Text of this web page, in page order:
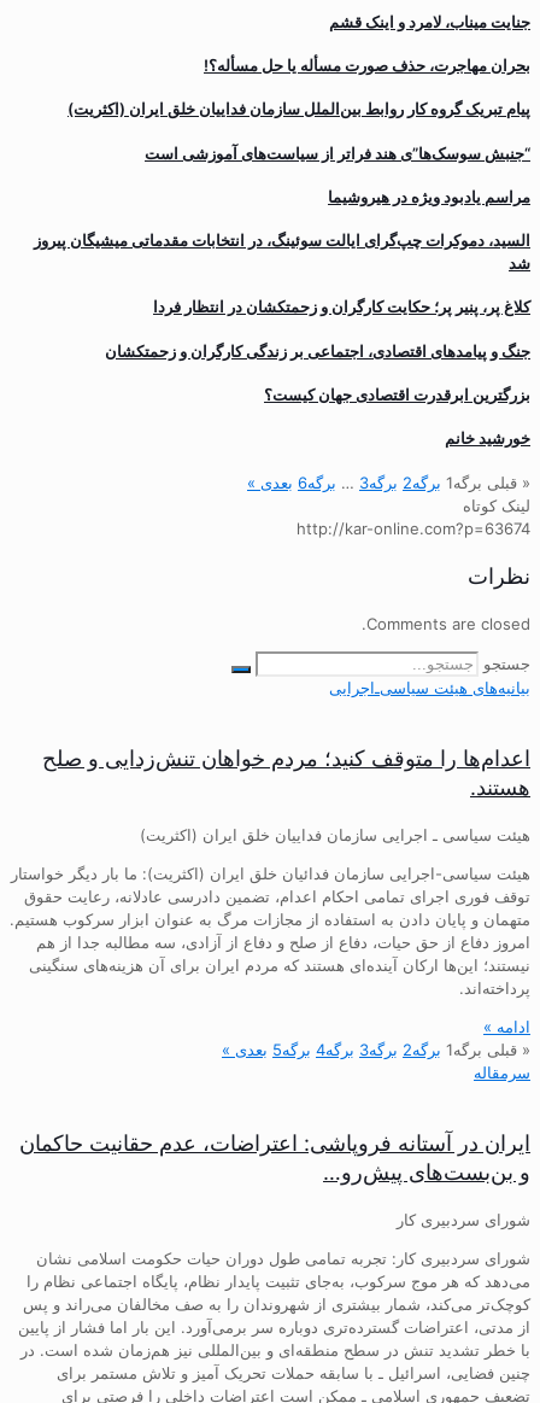
جنایت میناب، لامرد و اینک قشم
بحران مهاجرت‌، حذف صورت مسأله یا حل مسأله؟!
پیام تبریک گروه کار روابط بین‌الملل سازمان فداییان خلق ایران (اکثریت)
“جنبش سوسک‌ها”ی هند فراتر از سیاست‌های آموزشی است
مراسم یادبود ویژه در هیروشیما
السید، دموکرات چپ‌گرای ایالت سوئینگ، در انتخابات مقدماتی میشیگان پیروز
شد
کلاغ پر، پنیر پر؛ حکایت کارگران و زحمتکشان در انتظار فردا
جنگ و پیامدهای اقتصادی، اجتماعی بر زندگی کارگران و زحمتکشان
بزرگترین ابرقدرت اقتصادی جهان کیست؟
خورشید خانم
« قبلی برگه1 برگه2 برگه3
… برگه6 بعدی »
لینک کوتاه
http://kar-online.com?p=63674
نظرات
Comments are closed.
جستجو
بیانیه‌های هیئت‌ سیاسی‌ـ‌اجرایی
اعدام‌ها را متوقف کنید؛ مردم خواهان تنش‌زدایی و صلح
هستند.
هیئت سیاسی ـ اجرایی سازمان فداییان خلق ایران (اکثریت)
هیئت سیاسی-اجرایی سازمان فدائیان خلق ایران (اکثریت): ما بار دیگر خواستار
توقف فوری اجرای تمامی احکام اعدام، تضمین دادرسی عادلانه، رعایت حقوق
متهمان و پایان دادن به استفاده از مجازات مرگ به عنوان ابزار سرکوب هستیم.
امروز دفاع از حق حیات، دفاع از صلح و دفاع از آزادی، سه مطالبه جدا از هم
نیستند؛ این‌ها ارکان آینده‌ای هستند که مردم ایران برای آن هزینه‌های سنگینی
پرداخته‌اند.
ادامه »
« قبلی برگه1 برگه2 برگه3 برگه4 برگه5 بعدی »
سرمقاله
ایران در آستانه فروپاشی: اعتراضات، عدم حقانیت حاکمان
و بن‌بست‌های پیش‌رو…
شورای سردبیری کار
شورای سردبیری کار: تجربه تمامی طول دوران حیات حکومت اسلامی نشان
می‌دهد که هر موج سرکوب، به‌جای تثبیت پایدار نظام، پایگاه اجتماعی نظام را
کوچک‌تر می‌کند، شمار بیشتری از شهروندان را به صف مخالفان می‌راند و پس
از مدتی، اعتراضات گسترده‌تری دوباره سر برمی‌آورد. این بار اما فشار از پایین
با خطر تشدید تنش در سطح منطقه‌ای و بین‌المللی نیز هم‌زمان شده است. در
چنین فضایی، اسرائیل ـ با سابقه حملات تحریک آمیز و تلاش مستمر برای
تضعیف جمهوری اسلامی ـ ممکن است اعتراضات داخلی را فرصتی برای